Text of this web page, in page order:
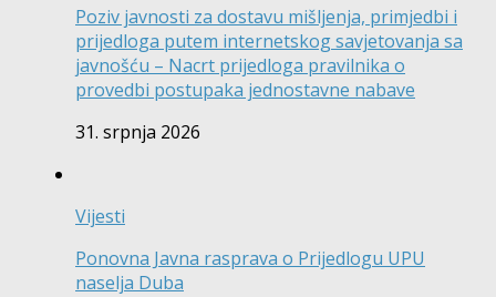
Poziv javnosti za dostavu mišljenja, primjedbi i
prijedloga putem internetskog savjetovanja sa
javnošću – Nacrt prijedloga pravilnika o
provedbi postupaka jednostavne nabave
31. srpnja 2026
Vijesti
Ponovna Javna rasprava o Prijedlogu UPU
naselja Duba